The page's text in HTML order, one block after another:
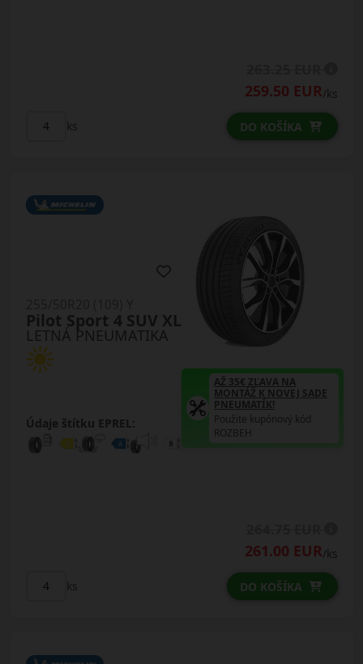
259.50 EUR/ks
ks DO KOŠÍKA
LETNÁ PNEUMATIKA
Pilot Sport 4 SUV XL
Údaje štítku EPREL:
AŽ 35€ ZĽAVA NA
MONTÁŽ K NOVEJ SADE
PNEUMATÍK!
Použite kupónový kód
ROZBEH
261.00 EUR/ks
ks DO KOŠÍKA